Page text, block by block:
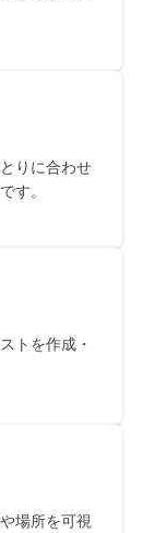
りに合わせ
す。
トを作成・
場所を可視